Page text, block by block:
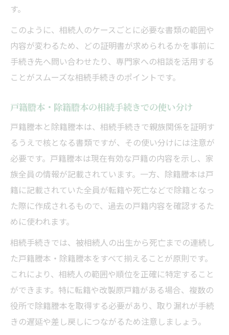
す。
このように、相続人のケースごとに必要な書類の範囲や
内容が変わるため、どの証明書が求められるかを事前に
手続き先へ問い合わせたり、専門家への相談を活用する
ことがスムーズな相続手続きのポイントです。
戸籍謄本・除籍謄本の相続手続きでの使い分け
戸籍謄本と除籍謄本は、相続手続きで親族関係を証明す
るうえで核となる書類ですが、その使い分けには注意が
必要です。戸籍謄本は現在有効な戸籍の内容を示し、家
族全員の情報が記載されています。一方、除籍謄本は戸
籍に記載されていた全員が転籍や死亡などで除籍となっ
た際に作成されるもので、過去の戸籍内容を確認するた
めに使われます。
相続手続きでは、被相続人の出生から死亡までの連続し
た戸籍謄本・除籍謄本をすべて揃えることが原則です。
これにより、相続人の範囲や順位を正確に特定すること
ができます。特に転籍や改製原戸籍がある場合、複数の
役所で除籍謄本を取得する必要があり、取り漏れが手続
きの遅延や差し戻しにつながるため注意しましょう。